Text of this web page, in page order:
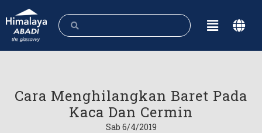
Cara Menghilangkan Baret Pada
Kaca Dan Cermin
Sab 6/4/2019